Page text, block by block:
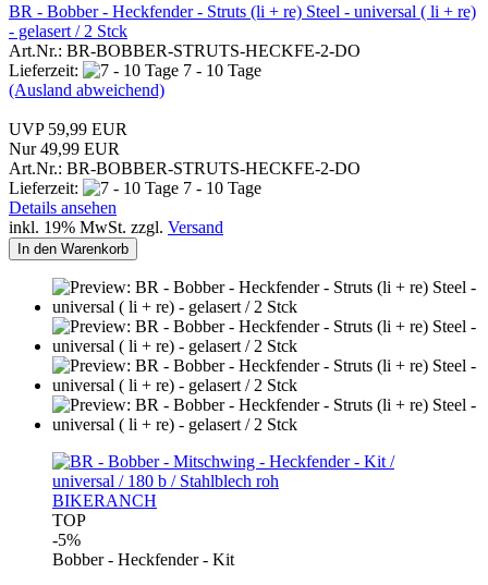
BR - Bobber - Heckfender - Struts (li + re) Steel - universal ( li + re)
- gelasert / 2 Stck
Art.Nr.: BR-BOBBER-STRUTS-HECKFE-2-DO
Lieferzeit:
7 - 10 Tage
(Ausland abweichend)
UVP 59,99 EUR
Nur 49,99 EUR
Art.Nr.: BR-BOBBER-STRUTS-HECKFE-2-DO
Lieferzeit:
7 - 10 Tage
Details ansehen
inkl. 19% MwSt. zzgl. Versand
In den Warenkorb
BIKERANCH
TOP
-5%
Bobber - Heckfender - Kit